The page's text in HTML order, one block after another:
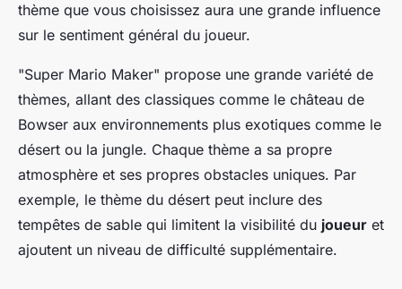
thème que vous choisissez aura une grande influence
sur le sentiment général du joueur.
"Super Mario Maker" propose une grande variété de
thèmes, allant des classiques comme le château de
Bowser aux environnements plus exotiques comme le
désert ou la jungle. Chaque thème a sa propre
atmosphère et ses propres obstacles uniques. Par
exemple, le thème du désert peut inclure des
tempêtes de sable qui limitent la visibilité du joueur et
ajoutent un niveau de difficulté supplémentaire.